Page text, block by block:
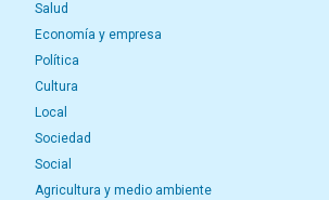
Salud
Economía y empresa
Política
Cultura
Local
Sociedad
Social
Agricultura y medio ambiente